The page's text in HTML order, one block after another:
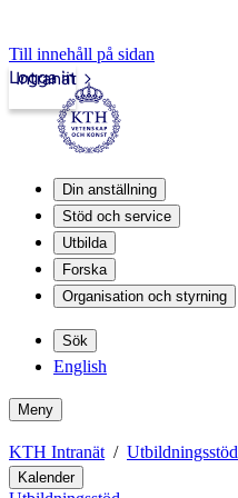
Till innehåll på sidan
Intranät
Logga in
Din anställning
Stöd och service
Utbilda
Forska
Organisation och styrning
Sök
English
Meny
KTH Intranät Utbildningsstöd
Kalender